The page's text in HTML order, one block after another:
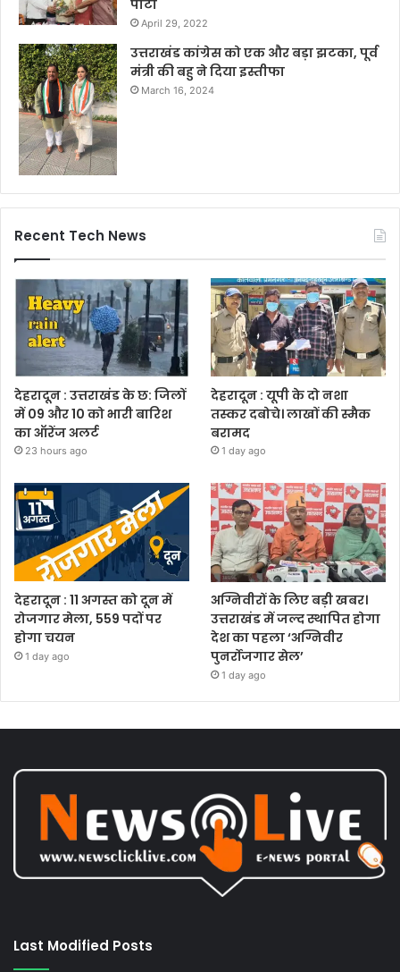
पार्टी
April 29, 2022
उत्तराखंड कांग्रेस को एक और बड़ा झटका, पूर्व
मंत्री की बहु ने दिया इस्तीफा
March 16, 2024
Recent Tech News
देहरादून : उत्तराखंड के छ: जिलों
में 09 और 10 को भारी बारिश
का ऑरेंज अलर्ट
23 hours ago
देहरादून : यूपी के दो नशा
तस्कर दबोचे। लाखों की स्मैक
बरामद
1 day ago
देहरादून : 11 अगस्त को दून में
रोजगार मेला, 559 पदों पर
होगा चयन
1 day ago
अग्निवीरों के लिए बड़ी खबर।
उत्तराखंड में जल्द स्थापित होगा
देश का पहला ‘अग्निवीर
पुनर्रोजगार सेल’
1 day ago
Last Modified Posts